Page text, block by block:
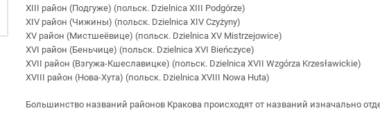
XIII район (Подгуже) (польск. Dzielnica XIII Podgórze)
XIV район (Чижины) (польск. Dzielnica XIV Czyżyny)
XV район (Мистшеёвице) (польск. Dzielnica XV Mistrzejowice)
XVI район (Беньчице) (польск. Dzielnica XVI Bieńczyce)
XVII район (Взгужа-Кшеславицке) (польск. Dzielnica XVII Wzgórza Krzesławickie)
XVIII район (Нова-Хута) (польск. Dzielnica XVIII Nowa Huta)
Большинство названий районов Кракова происходят от названий изначально